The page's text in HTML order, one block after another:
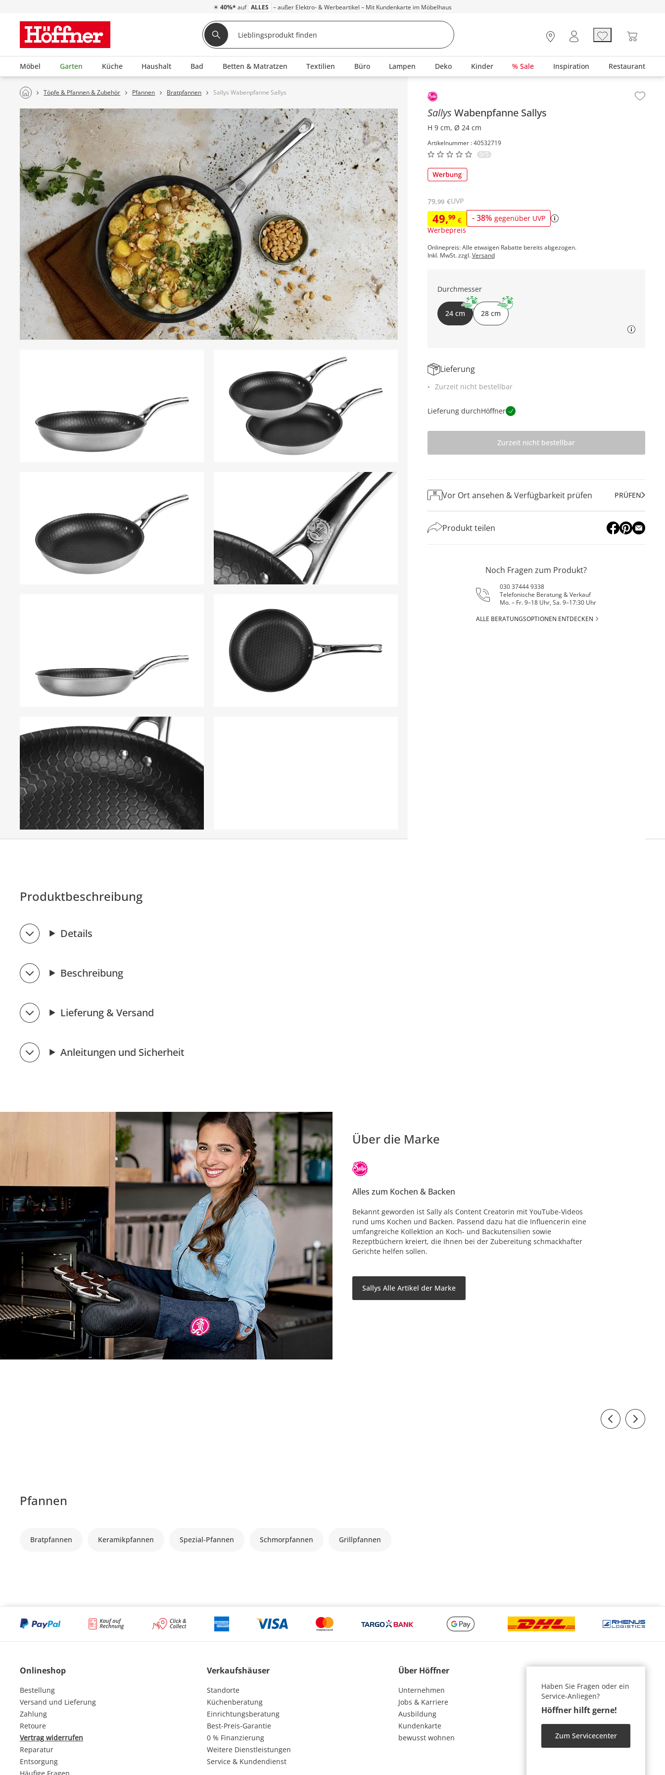
☀ 40%* auf ALLES – außer Elektro- & Werbeartikel – Mit Kundenkarte im Möbelhaus
Möbel Garten Küche Haushalt Bad Betten & Matratzen Textilien Büro Lampen Deko Kinder % Sale Inspiration Restaurant
Töpfe & Pfannen & Zubehör Pfannen Bratpfannen Sallys Wabenpfanne Sallys Inhalt der Seitenleiste überspringen - Zum Seitenende
Sallys Wabenpfanne Sallys
H 9 cm, Ø 24 cm
Artikelnummer : 40532719
0/5
49,99 € -38% gegenüber UVP
Werbepreis
79,99 €UVP
Onlinepreis: Alle etwaigen Rabatte bereits abgezogen.
Inkl. MwSt. zzgl.Versand
Durchmesser
24 cm 28 cm
Lieferung
Zurzeit nicht bestellbar
Lieferung durchHöffner
Zurzeit nicht bestellbar
Vor Ort ansehen & Verfügbarkeit prüfen PRÜFEN
Produkt teilen
Noch Fragen zum Produkt?
030 37444 9338
Telefonische Beratung & Verkauf
Mo. – Fr. 9–18 Uhr, Sa. 9–17:30 Uhr
ALLE BERATUNGSOPTIONEN ENTDECKEN
Produktbeschreibung
Details
Beschreibung
Lieferung & Versand
Anleitungen und Sicherheit
Über die Marke
Alles zum Kochen & Backen
Bekannt geworden ist Sally als Content Creatorin mit YouTube-Videos
rund ums Kochen und Backen. Passend dazu hat die Influencerin eine
umfangreiche Kollektion an Koch- und Backutensilien sowie
Rezeptbüchern kreiert, die Ihnen bei der Zubereitung schmackhafter
Gerichte helfen sollen.
Sallys Alle Artikel der Marke
Pfannen
Bratpfannen Keramikpfannen Spezial-Pfannen Schmorpfannen Grillpfannen
Onlineshop
Bestellung
Versand und Lieferung
Zahlung
Retoure
Vertrag widerrufen
Reparatur
Entsorgung
Häufige Fragen
Verkaufshäuser
Standorte
Küchenberatung
Einrichtungsberatung
Best-Preis-Garantie
0 % Finanzierung
Weitere Dienstleistungen
Service & Kundendienst
Über Höffner
Unternehmen
Jobs & Karriere
Ausbildung
Kundenkarte
bewusst wohnen
Haben Sie Fragen oder ein
Service-Anliegen?
Höffner hilft gerne!
Zum Servicecenter